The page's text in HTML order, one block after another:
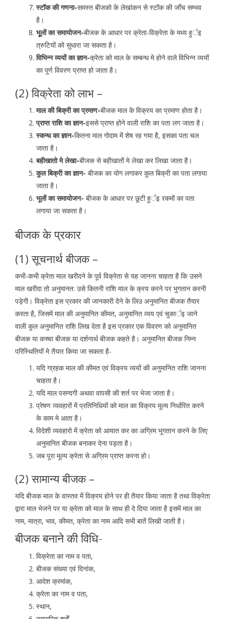
स्टॉक की गणना-समस्त बीजको के लेखांकन से स्टॉक की जॉंच सम्भव
है।
भूूलों का समायोजन-बीजक के आधार पर क्रेता-विक्रेता के मध्य हुर्इ
त्रुटियों को सुधारा जा सकता है।
विभिन्न व्ययों का ज्ञान-क्रेता को माल के सम्बन्ध मे होने वाले विभिन्न व्ययों
का पूर्ण विवरण प्राप्त हो जाता है।
(2) विक्रेता को लाभ –
माल की बिक्री का प्रमाण-बीजक माल के विक्रय का प्रमाण होता है।
प्राप्त राशि का ज्ञान-इससे प्राप्त होने वाली राशि का पता लग जाता है।
स्कन्ध का ज्ञान-कितना माल गोदाम में शेष रह गया है, इसका पता चल
जाता है।
बहीखातो मे लेखा-बीजक से बहीखातों मे लेखा कर लिखा जाता है।
कुल बिक्री का ज्ञान- बीजक का योग लगाकर कुल बिक्री का पता लगाया
जाता है।
भूलों का समायोजन- बीजक के आधार पर छूटी हुर्इ रकमों का पता
लगाया जा सकता है।
बीजक के प्रकार
(1) सूचनार्थ बीजक –
कभी-कभी क्रेता माल खरीदने के पूर्व विक्रेता से यह जानना चाहता है कि उसने
माल खरीदा तो अनुमानत: उसे कितनी राशि माल के क्रय करने पर भुगतान करनी
पड़ेगी। विक्रेता इस प्रकार की जानकारी देने के लिउ अनुमानित बीजक तैयार
करता है, जिसमें माल की अनुमानित कीमत, अनुमानित व्यय एवं चुकार्इ जाने
वाली कुल अनुमानित राशि लिख देता है इस प्रकार एक विवरण को अनुमानित
बीजक या कच्चा बीजक या दर्शनार्थ बीजक कहते है। अनुमानित बीजक निम्न
परिस्थितियों मे तैयार किया जा सकता है-
यदि गा्रहक माल की कीमत एवं विक्रय व्ययों की अनुमानित राशि जानना
चाहता है।
यदि माल पसन्दगी अथवा वापसी की शर्त पर भेजा जाता है।
प्रेषण व्यवहारों में प्रतिनिधियों को माल का विक्रय मूल्य निर्धारित करने
के काम मे आता है।
विदेशी व्यवहारो में क्रेता को आयात कर का अग्रिम भूगतान करने के लिए
अनुमानित बीजक बनाकर देना पड़ता है।
जब पूरा मूल्य क्रेता से अग्रिम प्राप्त करना हो।
(2) सामान्य बीजक –
यदि बीजक माल के वास्तव में विक्रय होने पर ही तैयार किया जाता है तथा विक्रेता
द्वारा माल भेजने पर या क्रेता को माल के साथ ही दे दिया जाता है इसमें माल का
नाम, मात्रा, भाव, कीमत, क्रेता का नाम आदि सभी बातें लिखी जाती है।
बीजक बनाने की विधि-
विक्रेता का नाम व पता,
बीजक संख्या एवं दिनांक,
आदेश क्रमांक,
क्रेता का नाम व पता,
स्थान,